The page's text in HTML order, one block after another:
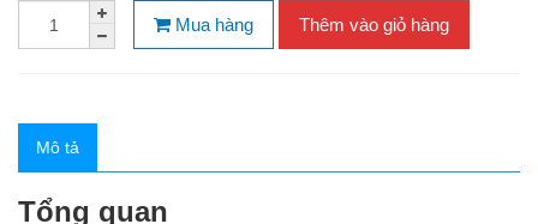
Mua hàng Thêm vào giỏ hàng
Mô tả
Tổng quan